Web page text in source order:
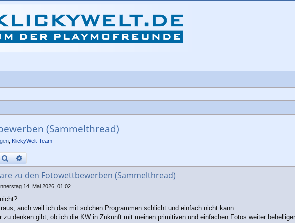
(Sammelthread)
KlickyWelt-Team
SucheErweiterte Suche
zu den Fotowettbewerben (Sammelthread)
14. Mai 2026, 01:02
auch weil ich das mit solchen Programmen schlicht und einfach nicht kann.
zu denken gibt, ob ich die KW in Zukunft mit meinen primitiven und einfachen Fotos weiter